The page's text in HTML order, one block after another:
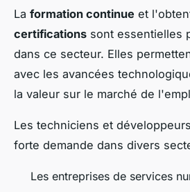
La formation continue et
certifications sont essentielles
dans ce secteur. Elles
avec les avancées
la valeur sur le marché de
Les techniciens et
forte demande dans divers
Les entreprises de services